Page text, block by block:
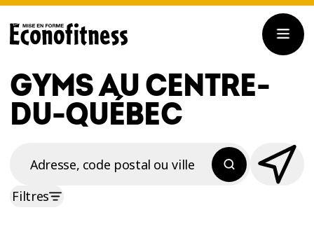
GYMS AU CENTRE-
DU-QUÉBEC
Adresse, code postal ou ville
Filtres